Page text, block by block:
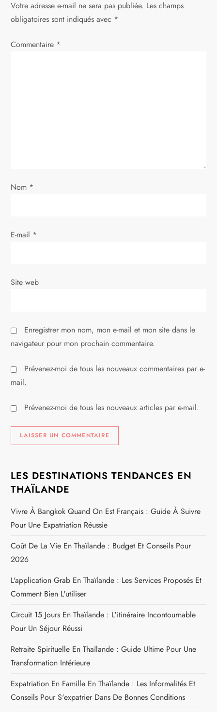
t
i
’
r
i
l
e
Votre adresse e-mail ne sera pas publiée. Les champs
obligatoires sont indiqués avec *
Commentaire *
Nom *
E-mail *
Site web
Enregistrer mon nom, mon e-mail et mon site dans le
navigateur pour mon prochain commentaire.
Prévenez-moi de tous les nouveaux commentaires par e-
mail.
Prévenez-moi de tous les nouveaux articles par e-mail.
LES DESTINATIONS TENDANCES EN
THAÏLANDE
Vivre À Bangkok Quand On Est Français : Guide À Suivre
Pour Une Expatriation Réussie
Coût De La Vie En Thaïlande : Budget Et Conseils Pour
2026
L'application Grab En Thaïlande : Les Services Proposés Et
Comment Bien L'utiliser
Circuit 15 Jours En Thaïlande : L'itinéraire Incontournable
Pour Un Séjour Réussi
Retraite Spirituelle En Thaïlande : Guide Ultime Pour Une
Transformation Intérieure
Expatriation En Famille En Thaïlande : Les Informalités Et
Conseils Pour S'expatrier Dans De Bonnes Conditions